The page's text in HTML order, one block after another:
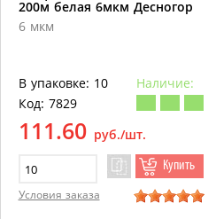
200м белая 6мкм Десногор
6 мкм
В упаковке: 10
Наличие:
Код: 7829
111.60 руб./шт.
Купить
Условия заказа